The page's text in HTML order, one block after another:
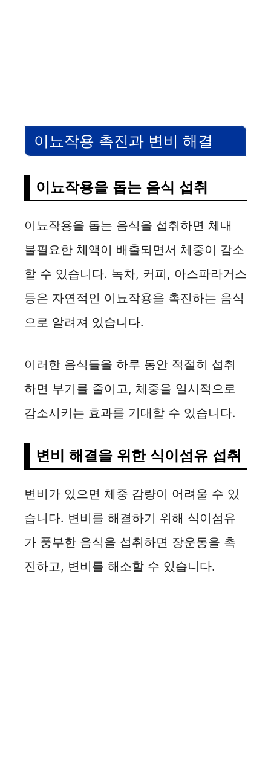
이뇨작용 촉진과 변비 해결
이뇨작용을 돕는 음식 섭취
이뇨작용을 돕는 음식을 섭취하면 체내
불필요한 체액이 배출되면서 체중이 감소
할 수 있습니다. 녹차, 커피, 아스파라거스
등은 자연적인 이뇨작용을 촉진하는 음식
으로 알려져 있습니다.
이러한 음식들을 하루 동안 적절히 섭취
하면 부기를 줄이고, 체중을 일시적으로
감소시키는 효과를 기대할 수 있습니다.
변비 해결을 위한 식이섬유 섭취
변비가 있으면 체중 감량이 어려울 수 있
습니다. 변비를 해결하기 위해 식이섬유
가 풍부한 음식을 섭취하면 장운동을 촉
진하고, 변비를 해소할 수 있습니다.